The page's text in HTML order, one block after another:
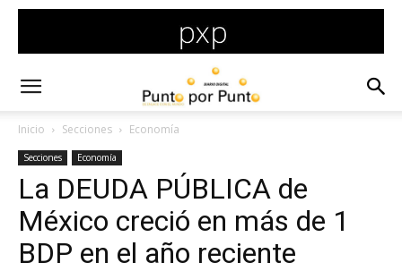
Inicio Secciones Economía
Secciones Economía
La DEUDA PÚBLICA de
México creció en más de 1
BDP en el año reciente